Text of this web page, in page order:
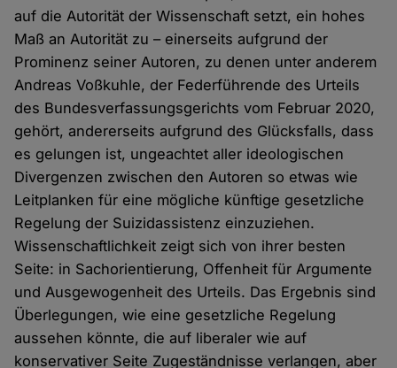
auf die Autorität der Wissenschaft setzt, ein hohes
Maß an Autorität zu – einerseits aufgrund der
Prominenz seiner Autoren, zu denen unter anderem
Andreas Voßkuhle, der Federführende des Urteils
des Bundesverfassungsgerichts vom Februar 2020,
gehört, andererseits aufgrund des Glücksfalls, dass
es gelungen ist, ungeachtet aller ideologischen
Divergenzen zwischen den Autoren so etwas wie
Leitplanken für eine mögliche künftige gesetzliche
Regelung der Suizidassistenz einzuziehen.
Wissenschaftlichkeit zeigt sich von ihrer besten
Seite: in Sachorientierung, Offenheit für Argumente
und Ausgewogenheit des Urteils. Das Ergebnis sind
Überlegungen, wie eine gesetzliche Regelung
aussehen könnte, die auf liberaler wie auf
konservativer Seite Zugeständnisse verlangen, aber